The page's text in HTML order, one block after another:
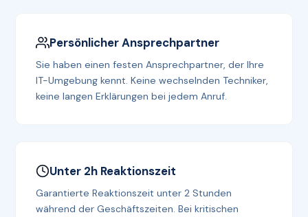
Persönlicher Ansprechpartner
Sie haben einen festen Ansprechpartner, der Ihre
IT-Umgebung kennt. Keine wechselnden Techniker,
keine langen Erklärungen bei jedem Anruf.
Unter 2h Reaktionszeit
Garantierte Reaktionszeit unter 2 Stunden
während der Geschäftszeiten. Bei kritischen